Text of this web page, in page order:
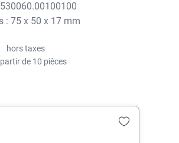
: 75 x 50 x 17 mm
hors taxes
de 10 pièces